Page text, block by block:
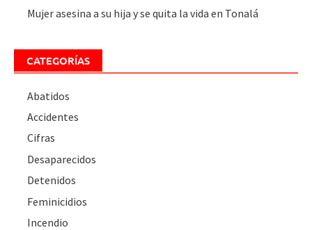
Mujer asesina a su hija y se quita la vida en Tonalá
CATEGORÍAS
Abatidos
Accidentes
Cifras
Desaparecidos
Detenidos
Feminicidios
Incendio